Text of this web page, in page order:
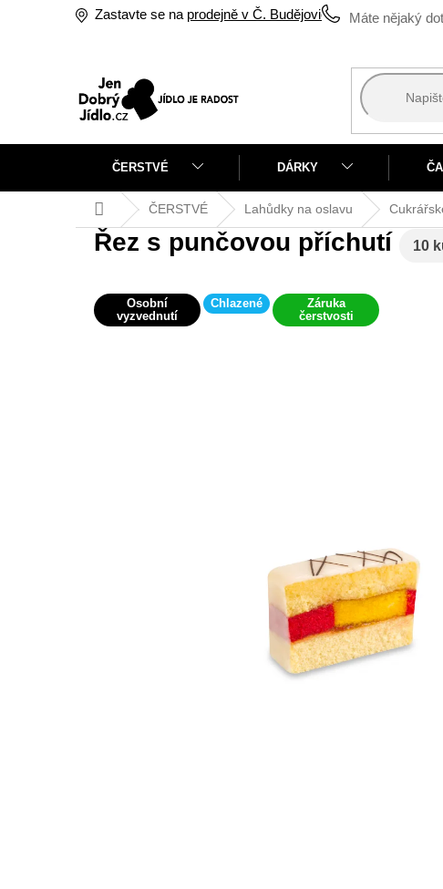
Zastavte se na prodejně v Č. Budějovicích
ČERSTVÉ DÁRKY
Domů ČERSTVÉ Lahůdky na oslavu
Řez s punčovou příchutí 10
Osobní
vyzvednutí
Chlazené
Záruka
čerstvosti